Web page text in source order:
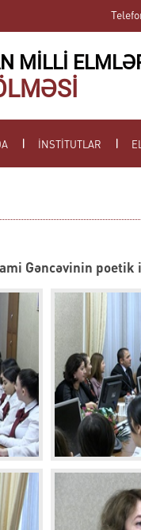
MİLLİ
İNSTİTUTLAR
Gəncəvinin